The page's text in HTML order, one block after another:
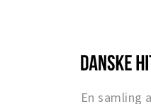
En samling